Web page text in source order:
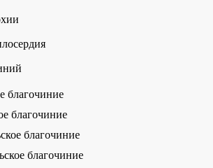
благочиние
благочиние
благочиние
благочиние